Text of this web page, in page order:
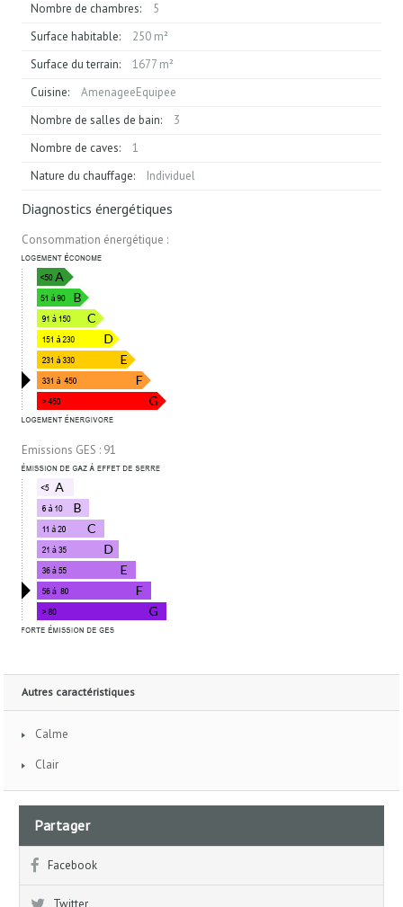
Nombre de chambres:
5
Surface habitable:
250 m²
Surface du terrain:
1677 m²
Cuisine:
AmenageeEquipee
Nombre de salles de bain:
3
Nombre de caves:
1
Nature du chauffage:
Individuel
Diagnostics énergétiques
Consommation énergétique :
Emissions GES : 91
Autres caractéristiques
Calme
Clair
Partager
Facebook
Twitter